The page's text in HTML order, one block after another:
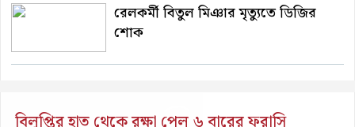
রেলকর্মী বিতুল মিঞার মৃত্যুতে ডিজির
শোক